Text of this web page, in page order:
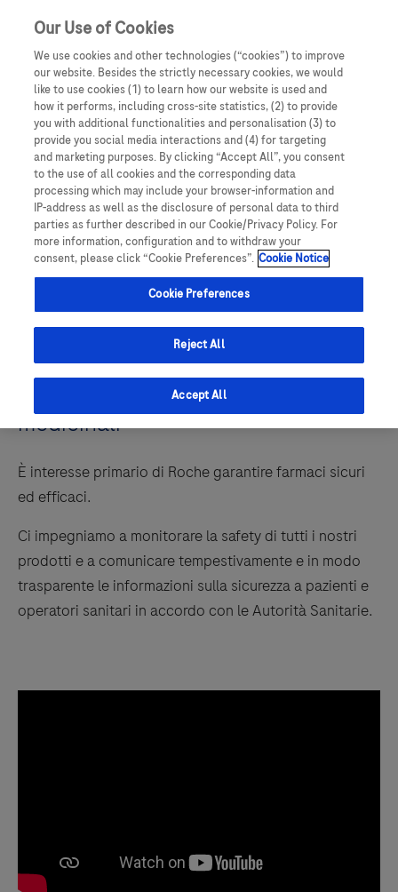
Guida alla segnalazione di
farmacovigilanza
L'importanza della sicurezza dei
medicinali
È interesse primario di Roche garantire farmaci sicuri
ed efficaci.
Ci impegniamo a monitorare la safety di tutti i nostri
prodotti e a comunicare tempestivamente e in modo
trasparente le informazioni sulla sicurezza a pazienti e
operatori sanitari in accordo con le Autorità Sanitarie.
Our Use of Cookies
We use cookies and other technologies (“cookies”) to improve
our website. Besides the strictly necessary cookies, we would
like to use cookies (1) to learn how our website is used and
how it performs, including cross-site statistics, (2) to provide
you with additional functionalities and personalisation (3) to
provide you social media interactions and (4) for targeting
and marketing purposes. By clicking “Accept All”, you consent
to the use of all cookies and the corresponding data
processing which may include your browser-information and
IP-address as well as the disclosure of personal data to third
parties as further described in our Cookie/Privacy Policy. For
more information, configuration and to withdraw your
consent, please click “Cookie Preferences”. Cookie Notice
Cookie Preferences
Reject All
Accept All